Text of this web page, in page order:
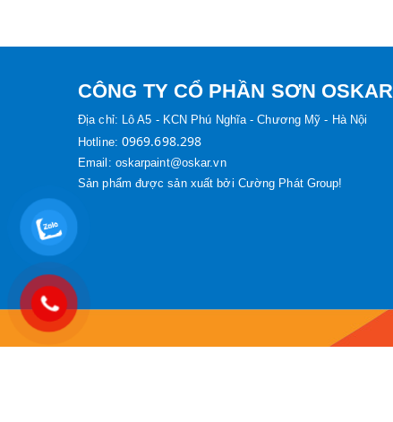
CÔNG TY CỔ PHẦN SƠN OSKAR
Địa chỉ: Lô A5 - KCN Phú Nghĩa - Chương Mỹ - Hà Nội
Hotline: 0969.698.298
Email: oskarpaint@oskar.vn
Sản phẩm được sản xuất bởi Cường Phát Group!